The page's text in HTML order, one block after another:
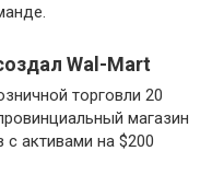
Wal-Mart
торговли 20
магазин
активами на $200